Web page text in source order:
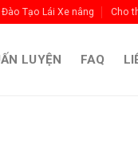
Đào Tạo Lái Xe nâng Cho
LUYỆN FAQ